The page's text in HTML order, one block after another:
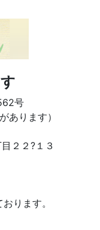
号
あります）
２２?１３
ります。